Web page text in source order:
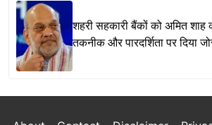
शहरी सहकारी बैंकों को अमित शाह
तकनीक और पारदर्शिता पर दिया